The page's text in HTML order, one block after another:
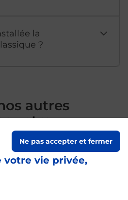
votre vie privée,
Ne pas accepter et fermer
la
?
autres
votre